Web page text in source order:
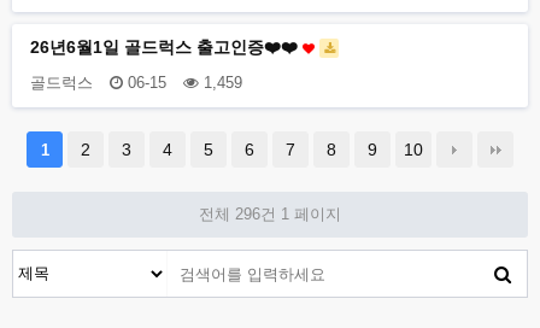
26년6월1일 골드럭스 출고인증❤️❤️
골드럭스 06-15 1,459
1 2 3 4 5 6 7 8 9 10
전체 296건 1 페이지